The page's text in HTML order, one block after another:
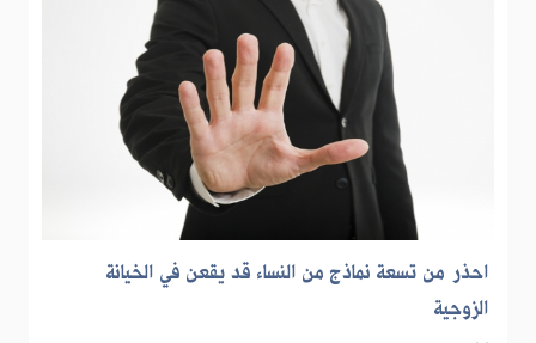
احذر من تسعة نماذج من النساء قد يقعن في الخيانة
الزوجية